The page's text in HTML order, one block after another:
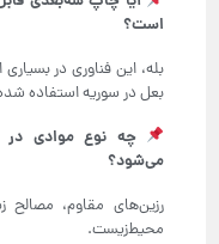
است؟
بله، این فناوری در
بعل در سوریه استفاده
چه نوع موادی در
می‌شود؟
رزین‌های مقاوم، مصالح
محیط‌زیست.